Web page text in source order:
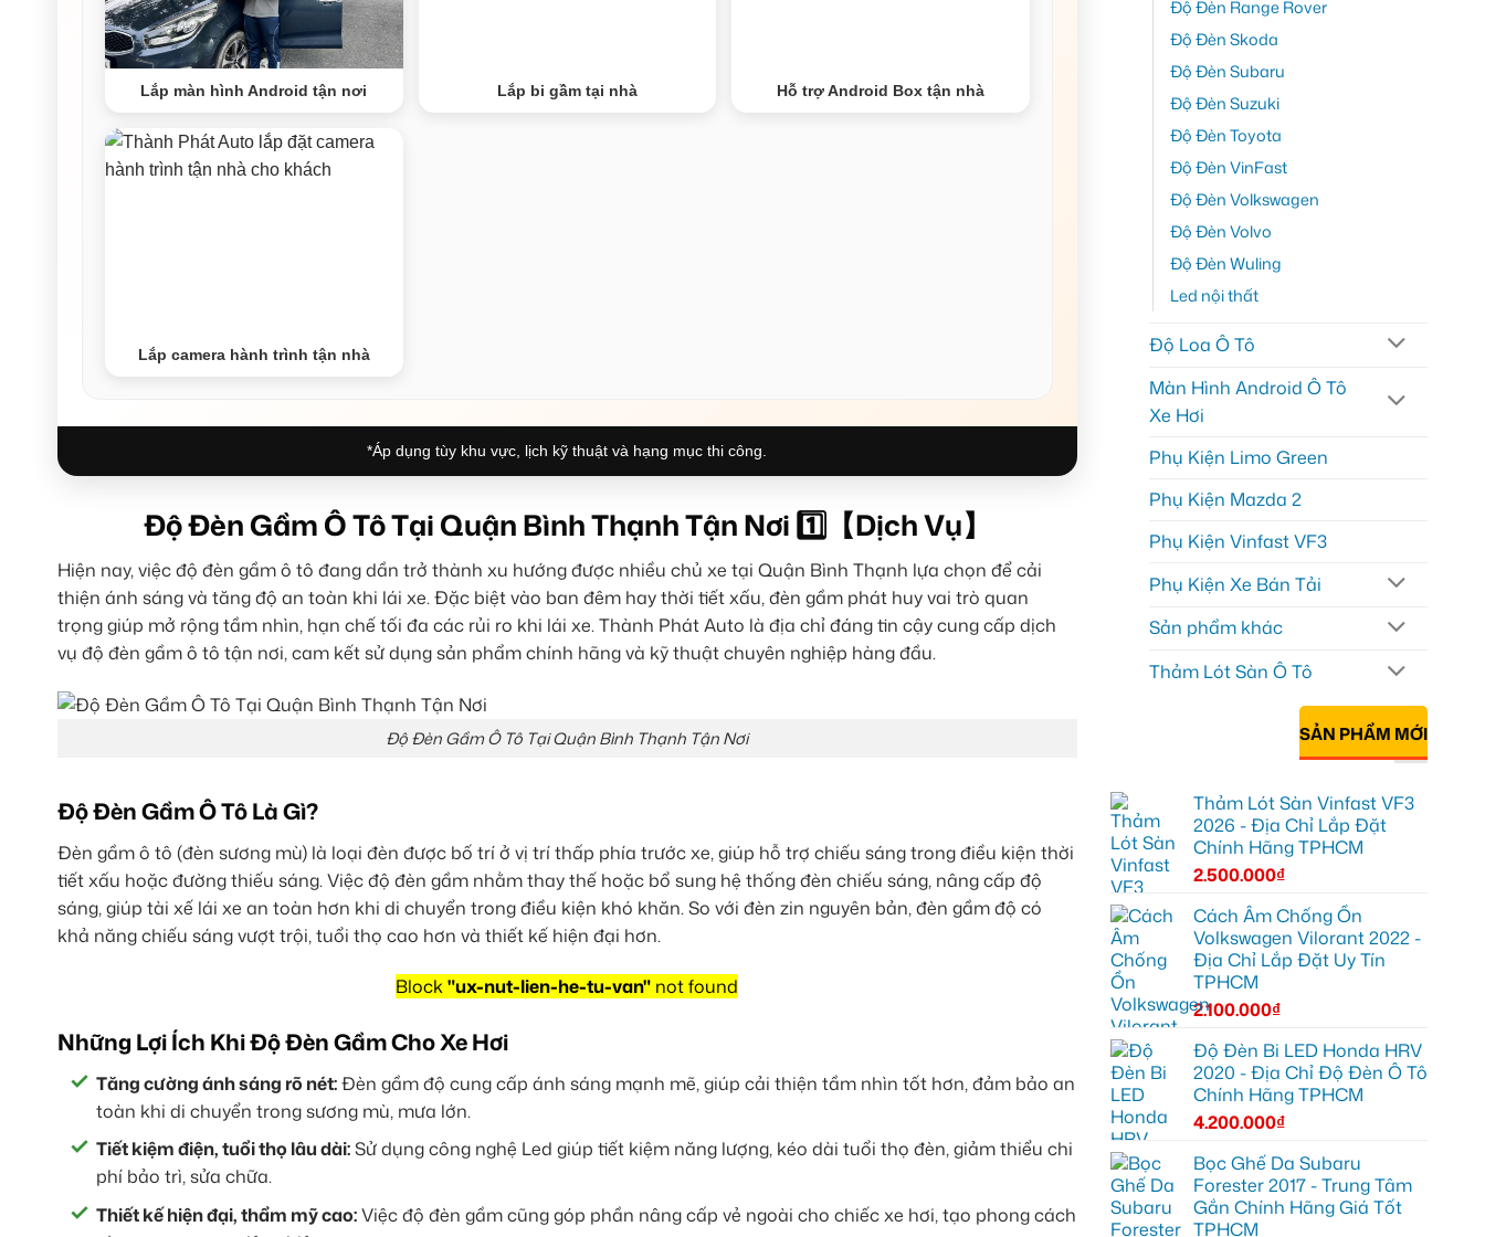
Lắp màn hình Android tận nơi Lắp bi gầm tại nhà Hỗ trợ Android Box tận nhà
Lắp camera hành trình tận nhà
*Áp dụng tùy khu vực, lịch kỹ thuật và hạng mục thi công.
Độ Đèn Gầm Ô Tô Tại Quận Bình Thạnh Tận Nơi 1️⃣【Dịch Vụ】
Hiện nay, việc độ đèn gầm ô tô đang dần trở thành xu hướng được nhiều chủ xe tại Quận Bình Thạnh lựa chọn để cải
thiện ánh sáng và tăng độ an toàn khi lái xe. Đặc biệt vào ban đêm hay thời tiết xấu, đèn gầm phát huy vai trò quan
trọng giúp mở rộng tầm nhìn, hạn chế tối đa các rủi ro khi lái xe. Thành Phát Auto là địa chỉ đáng tin cậy cung cấp dịch
vụ độ đèn gầm ô tô tận nơi, cam kết sử dụng sản phẩm chính hãng và kỹ thuật chuyên nghiệp hàng đầu.
Độ Đèn Gầm Ô Tô Tại Quận Bình Thạnh Tận Nơi
Độ Đèn Gầm Ô Tô Là Gì?
Đèn gầm ô tô (đèn sương mù) là loại đèn được bố trí ở vị trí thấp phía trước xe, giúp hỗ trợ chiếu sáng trong điều kiện thời
tiết xấu hoặc đường thiếu sáng. Việc độ đèn gầm nhằm thay thế hoặc bổ sung hệ thống đèn chiếu sáng, nâng cấp độ
sáng, giúp tài xế lái xe an toàn hơn khi di chuyển trong điều kiện khó khăn. So với đèn zin nguyên bản, đèn gầm độ có
khả năng chiếu sáng vượt trội, tuổi thọ cao hơn và thiết kế hiện đại hơn.
Block"ux-nut-lien-he-tu-van" not found
Những Lợi Ích Khi Độ Đèn Gầm Cho Xe Hơi
Tăng cường ánh sáng rõ nét:Đèn gầm độ cung cấp ánh sáng mạnh mẽ, giúp cải thiện tầm nhìn tốt hơn, đảm bảo an
toàn khi di chuyển trong sương mù, mưa lớn.
Tiết kiệm điện, tuổi thọ lâu dài:Sử dụng công nghệ Led giúp tiết kiệm năng lượng, kéo dài tuổi thọ đèn, giảm thiểu chi
phí bảo trì, sửa chữa.
Thiết kế hiện đại, thẩm mỹ cao:Việc độ đèn gầm cũng góp phần nâng cấp vẻ ngoài cho chiếc xe hơi, tạo phong cách
Độ Đèn Range Rover
Độ Đèn Skoda
Độ Đèn Subaru
Độ Đèn Suzuki
Độ Đèn Toyota
Độ Đèn VinFast
Độ Đèn Volkswagen
Độ Đèn Volvo
Độ Đèn Wuling
Led nội thất
Độ Loa Ô Tô
Màn Hình Android Ô Tô
Xe Hơi
Phụ Kiện Limo Green
Phụ Kiện Mazda 2
Phụ Kiện Vinfast VF3
Phụ Kiện Xe Bán Tải
Sản phẩm khác
Thảm Lót Sàn Ô Tô
SẢN PHẨM MỚI
Thảm Lót Sàn Vinfast VF3
2026 - Địa Chỉ Lắp Đặt
Chính Hãng TPHCM
2.500.000₫
Cách Âm Chống Ồn
Volkswagen Vilorant 2022 -
Địa Chỉ Lắp Đặt Uy Tín
TPHCM
2.100.000₫
Độ Đèn Bi LED Honda HRV
2020 - Địa Chỉ Độ Đèn Ô Tô
Chính Hãng TPHCM
4.200.000₫
Bọc Ghế Da Subaru
Forester 2017 - Trung Tâm
Gắn Chính Hãng Giá Tốt
TPHCM